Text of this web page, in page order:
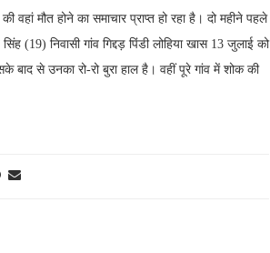
मौत होने का समाचार प्राप्त हो रहा है। दो महीने पहले
(19) निवासी गांव गिद्दड़ पिंडी लोहिया खास 13 जुलाई को
बाद से उनका रो-रो बुरा हाल है। वहीं पूरे गांव में शोक की